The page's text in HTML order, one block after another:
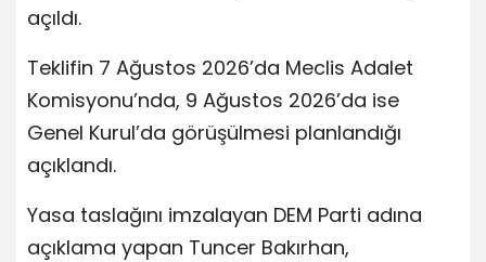
açıldı.
Teklifin 7 Ağustos 2026’da Meclis Adalet
Komisyonu’nda, 9 Ağustos 2026’da ise
Genel Kurul’da görüşülmesi planlandığı
açıklandı.
Yasa taslağını imzalayan DEM Parti adına
açıklama yapan Tuncer Bakırhan,